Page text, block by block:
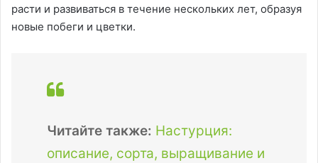
расти и развиваться в течение нескольких лет, образуя
новые побеги и цветки.
Читайте также: Настурция:
описание, сорта, выращивание и